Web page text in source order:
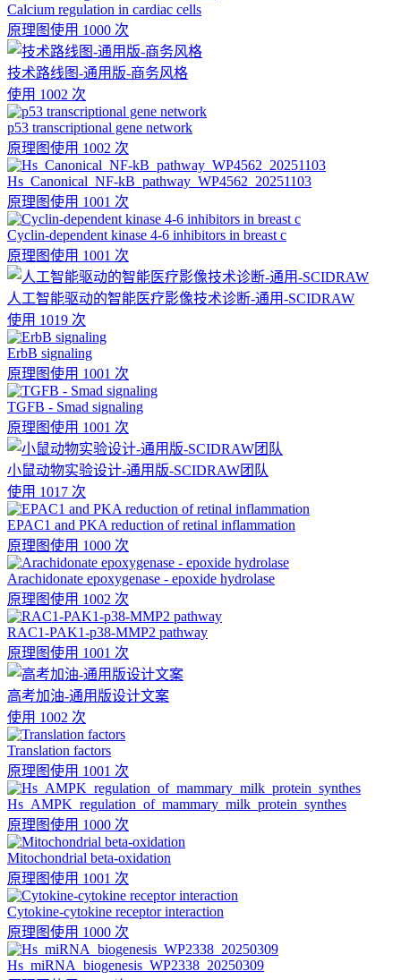
Calcium regulation in cardiac cells
原理图使用 1000 次
技术路线图-通用版-商务风格
使用 1002 次
p53 transcriptional gene network
原理图使用 1002 次
Hs_Canonical_NF-kB_pathway_WP4562_20251103
原理图使用 1001 次
Cyclin-dependent kinase 4-6 inhibitors in breast c
原理图使用 1001 次
人工智能驱动的智能医疗影像技术诊断-通用-SCIDRAW
使用 1019 次
ErbB signaling
原理图使用 1001 次
TGFB - Smad signaling
原理图使用 1001 次
小鼠动物实验设计-通用版-SCIDRAW团队
使用 1017 次
EPAC1 and PKA reduction of retinal inflammation
原理图使用 1000 次
Arachidonate epoxygenase - epoxide hydrolase
原理图使用 1002 次
RAC1-PAK1-p38-MMP2 pathway
原理图使用 1001 次
高考加油-通用版设计文案
使用 1002 次
Translation factors
原理图使用 1001 次
Hs_AMPK_regulation_of_mammary_milk_protein_synthes
原理图使用 1000 次
Mitochondrial beta-oxidation
原理图使用 1001 次
Cytokine-cytokine receptor interaction
原理图使用 1000 次
Hs_miRNA_biogenesis_WP2338_20250309